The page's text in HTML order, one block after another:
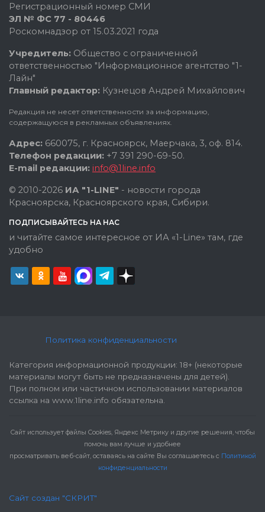
Регистрационный номер СМИ
ЭЛ № ФС 77 - 80446
Роскомнадзор от 15.03.2021 года
Учредитель: Общество с ограниченной
ответственностью "Информационное агентство "1-
Лайн"
Главный редактор: Кузнецов Андрей Михайлович
Редакция не несет ответственности за информацию,
содержащуюся в рекламных объявлениях.
Адрес: 660075, г. Красноярск, Маерчака, 3, оф. 814.
Телефон редакции: +7 391 290-69-50.
E-mail редакции: info@1line.info
© 2010-2026 ИА "1-LINE" - новости города
Красноярска, Красноярского края, Сибири.
ПОДПИСЫВАЙТЕСЬ НА НАС
и читайте самое интересное от ИА «1-Line» там, где
удобно
Политика конфиденциальности
Категория информационной продукции: 18+ (некоторые
материалы могут быть не предназначены для детей).
При полном или частичном использовании материалов
ссылка на www.1line.info обязательна.
Cайт использует файлы Cookies, Яндекс Метрику и другие решения, чтобы
помочь вам лучше и удобнее
просматривать веб-сайт, оставаясь на сайте Вы соглашаетесь с Политикой
конфиденциальности
Сайт создан "СКРИТ"